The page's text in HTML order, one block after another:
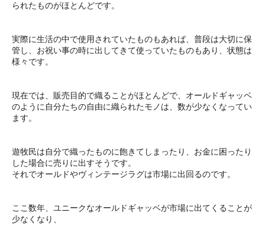
られたものがほとんどです。
実際に生活の中で使用されていたものもあれば、普段は大切に保
管し、お祝い事の時に出してきて使っていたものもあり、状態は
様々です。
現在では、販売目的で織ることがほとんどで、オールドギャッベ
のように自分たちの自由に織られたモノは、数が少なくなってい
ます。
遊牧民は自分で織ったものに飽きてしまったり、お金に困ったり
した場合に売りに出すそうです。
それでオールドやヴィンテージラグは市場に出回るのです。
ここ数年、ユニークなオールドギャッベが市場に出てくることが
少なくなり、